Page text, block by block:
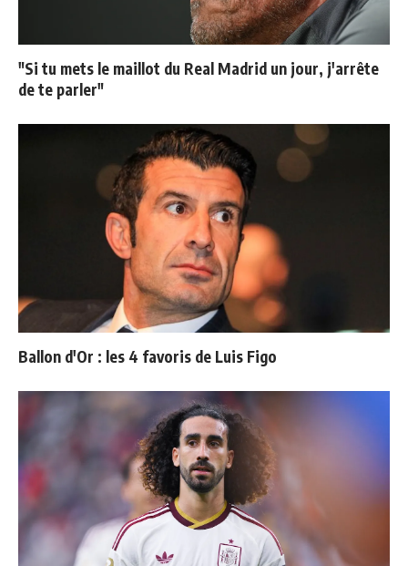
"Si tu mets le maillot du Real Madrid un jour, j'arrête
de te parler"
Ballon d'Or : les 4 favoris de Luis Figo